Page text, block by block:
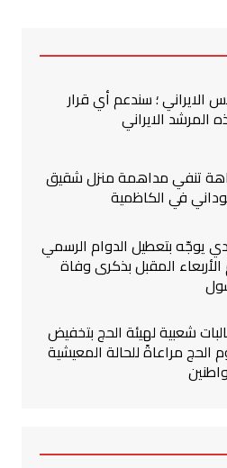
الايراني ؛ سندعم أي قرار
المرشد الايراني
تنفي مداهمة منزل شقيق
في الكاظمية
يوجّه بتعطيل الدوام الرسمي
المقبل بذكرى وفاة
شعبية لهيئة الحج بتخفيض
الحج مراعاةً للحالة المعيشية